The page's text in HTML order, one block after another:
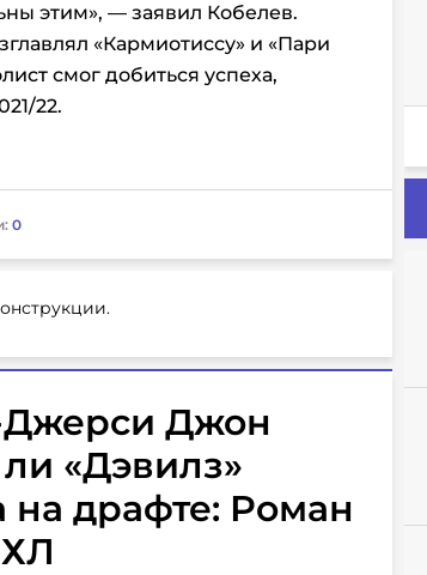
этим», — заявил Кобелев.
«Кармиотиссу» и «Пари
смог добиться успеха,
22.
0
Джон
«Дэвилз»
на драфте: Роман